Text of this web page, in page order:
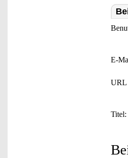
E-
URL
Titel: